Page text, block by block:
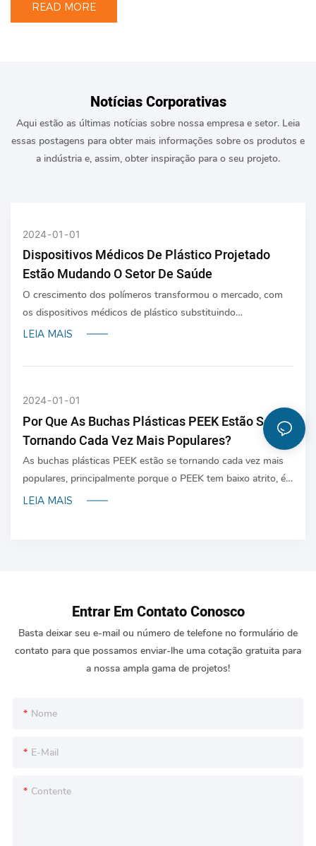
READ MORE
Notícias Corporativas
Aqui estão as últimas notícias sobre nossa empresa e setor. Leia
essas postagens para obter mais informações sobre os produtos e
a indústria e, assim, obter inspiração para o seu projeto.
Dispositivos Médicos De Plástico Projetado
Estão Mudando O Setor De Saúde
O crescimento dos polímeros transformou o mercado, com
os dispositivos médicos de plástico substituindo
constantemente outros materiais, como vidro, cerâmica e
2024 01 01
LEIA MAIS
Por Que As Buchas Plásticas PEEK Estão Se
Tornando Cada Vez Mais Populares?
As buchas plásticas PEEK estão se tornando cada vez mais
populares, principalmente porque o PEEK tem baixo atrito, é
leve, tem uma longa vida útil e é autolubrificante. Além disso,
2024 01 01
LEIA MAIS
Entrar Em Contato Conosco
Basta deixar seu e-mail ou número de telefone no formulário de
contato para que possamos enviar-lhe uma cotação gratuita para
a nossa ampla gama de projetos!
Nome
E-Mail
Contente